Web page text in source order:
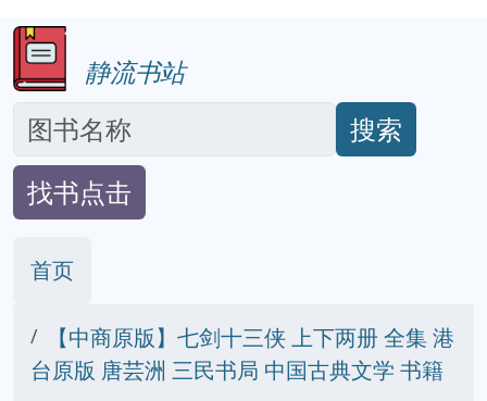
静流书站
搜索
找书点击
首页
【中商原版】七剑十三侠 上下两册 全集 港
台原版 唐芸洲 三民书局 中国古典文学 书籍